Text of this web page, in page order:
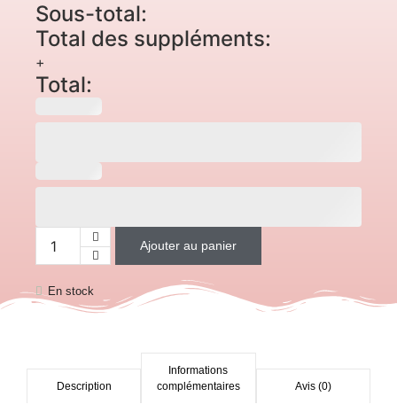
Sous-total:
Total des suppléments:
+
Total:
Ajouter au panier
En stock
Description
Informations
complémentaires
Avis (0)